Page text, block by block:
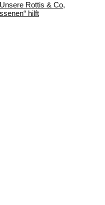
Rottis & Co,
hilft